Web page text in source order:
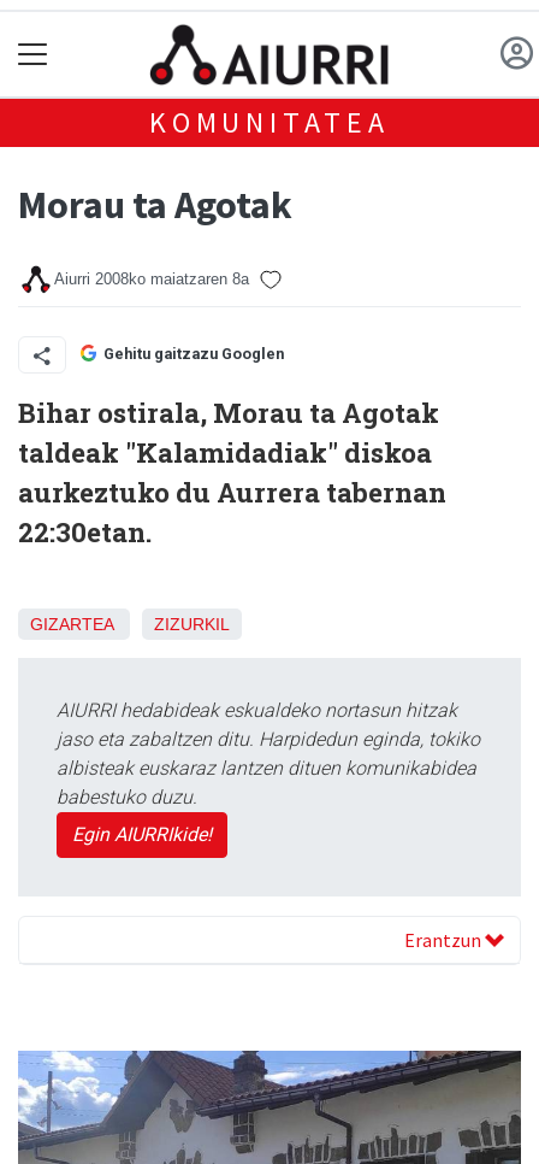
KOMUNITATEA
Morau ta Agotak
Aiurri 2008ko maiatzaren 8a
Gehitu gaitzazu Googlen
Bihar ostirala, Morau ta Agotak
taldeak "Kalamidadiak" diskoa
aurkeztuko du Aurrera tabernan
22:30etan.
GIZARTEA ZIZURKIL
AIURRI hedabideak eskualdeko nortasun hitzak
jaso eta zabaltzen ditu. Harpidedun eginda, tokiko
albisteak euskaraz lantzen dituen komunikabidea
babestuko duzu.
Egin AIURRIkide!
Erantzun